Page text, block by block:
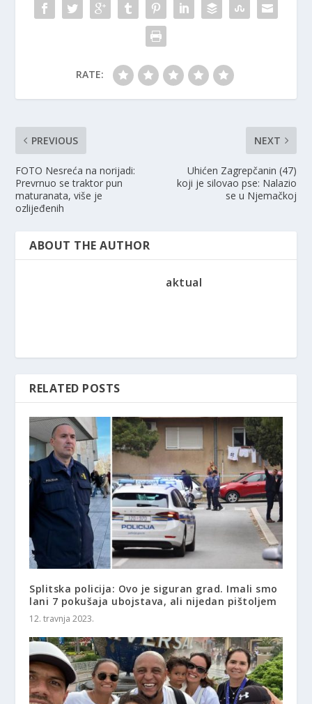
RATE:
PREVIOUS
FOTO Nesreća na norijadi:
Prevrnuo se traktor pun
maturanata, više je
ozlijeđenih
NEXT
Uhićen Zagrepčanin (47)
koji je silovao pse: Nalazio
se u Njemačkoj
ABOUT THE AUTHOR
aktual
RELATED POSTS
Splitska policija: Ovo je siguran grad. Imali smo
lani 7 pokušaja ubojstava, ali nijedan pištoljem
12. travnja 2023.